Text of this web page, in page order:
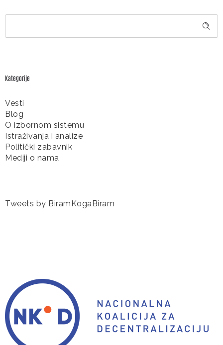
Kategorije
Vesti
Blog
O izbornom sistemu
Istraživanja i analize
Politički zabavnik
Mediji o nama
Tweets by BiramKogaBiram